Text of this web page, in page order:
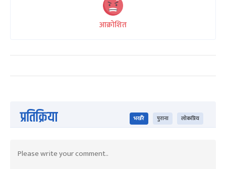
आक्रोशित
प्रतिक्रिया भर्खरै पुराना लोकप्रिय